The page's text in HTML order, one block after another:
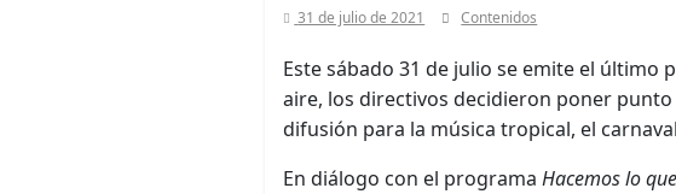
31 de julio de 2021 Contenidos
Este sábado 31 de julio se emite el último
aire, los directivos decidieron poner
difusión para la música tropical, el
En diálogo con el programaHacemos lo